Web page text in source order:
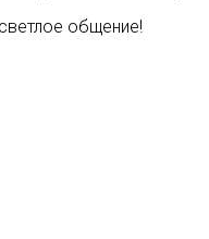
общение!